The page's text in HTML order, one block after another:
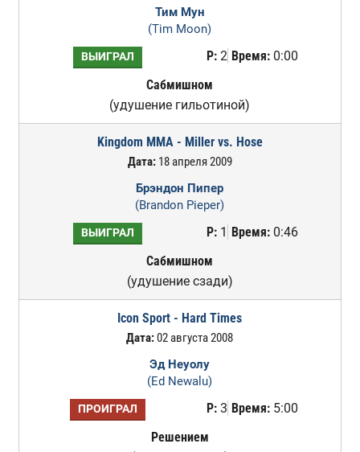
Тим Мун
(Tim Moon)
ВЫИГРАЛ Р:2 Время:0:00
Сабмишном
(удушение гильотиной)
Kingdom MMA - Miller vs. Hose
Дата:18 апреля 2009
Брэндон Пипер
(Brandon Pieper)
ВЫИГРАЛ Р:1 Время:0:46
Сабмишном
(удушение сзади)
Icon Sport - Hard Times
Дата:02 августа 2008
Эд Неуолу
(Ed Newalu)
ПРОИГРАЛ Р:3 Время:5:00
Решением